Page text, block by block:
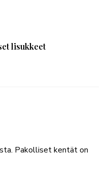
lisukkeet
Pakolliset kentät on